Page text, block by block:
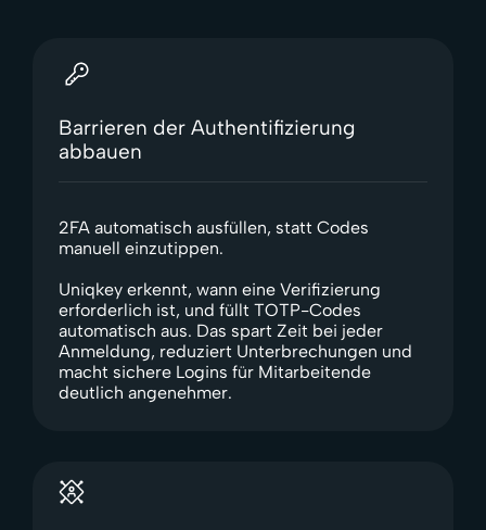
Barrieren der Authentifizierung
abbauen
2FA automatisch ausfüllen, statt Codes
manuell einzutippen.
Uniqkey erkennt, wann eine Verifizierung
erforderlich ist, und füllt TOTP-Codes
automatisch aus. Das spart Zeit bei jeder
Anmeldung, reduziert Unterbrechungen und
macht sichere Logins für Mitarbeitende
deutlich angenehmer.